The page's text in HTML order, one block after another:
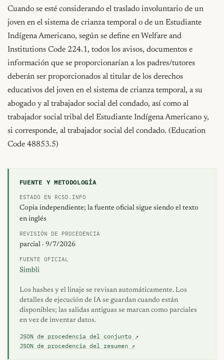
Cuando se esté considerando el traslado involuntario de un
joven en el sistema de crianza temporal o de un Estudiante
Indígena Americano, según se define en Welfare and
Institutions Code 224.1, todos los avisos, documentos e
información que se proporcionarían a los padres/tutores
deberán ser proporcionados al titular de los derechos
educativos del joven en el sistema de crianza temporal, a su
abogado y al trabajador social del condado, así como al
trabajador social tribal del Estudiante Indígena Americano y,
si corresponde, al trabajador social del condado. (Education
Code 48853.5)
FUENTE Y METODOLOGÍA
ESTADO EN RCSD.INFO
Copia independiente; la fuente oficial sigue siendo el texto
en inglés
REVISIÓN DE PROCEDENCIA
parcial · 9/7/2026
FUENTE OFICIAL
Simbli
Los hashes y el linaje se revisan automáticamente. Los
detalles de ejecución de IA se guardan cuando están
disponibles; las salidas antiguas se marcan como parciales
en vez de inventar datos.
JSON de procedencia del conjunto ↗
JSON de procedencia del resumen ↗